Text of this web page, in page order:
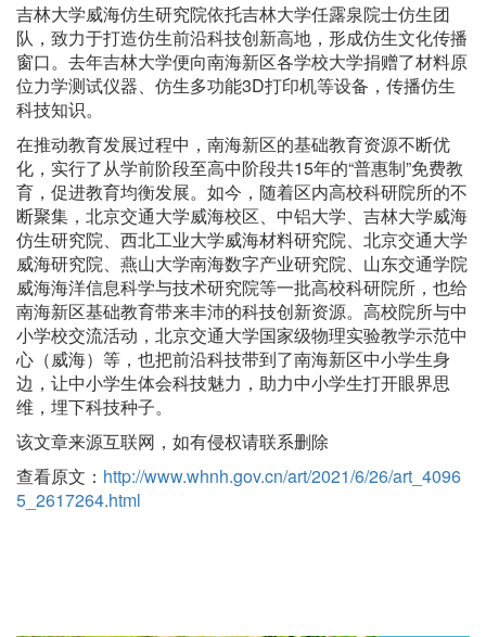
吉林大学威海仿生研究院依托吉林大学任露泉院士仿生团
队，致力于打造仿生前沿科技创新高地，形成仿生文化传播
窗口。去年吉林大学便向南海新区各学校大学捐赠了材料原
位力学测试仪器、仿生多功能3D打印机等设备，传播仿生
科技知识。
在推动教育发展过程中，南海新区的基础教育资源不断优
化，实行了从学前阶段至高中阶段共15年的“普惠制”免费教
育，促进教育均衡发展。如今，随着区内高校科研院所的不
断聚集，北京交通大学威海校区、中铝大学、吉林大学威海
仿生研究院、西北工业大学威海材料研究院、北京交通大学
威海研究院、燕山大学南海数字产业研究院、山东交通学院
威海海洋信息科学与技术研究院等一批高校科研院所，也给
南海新区基础教育带来丰沛的科技创新资源。高校院所与中
小学校交流活动，北京交通大学国家级物理实验教学示范中
心（威海）等，也把前沿科技带到了南海新区中小学生身
边，让中小学生体会科技魅力，助力中小学生打开眼界思
维，埋下科技种子。
该文章来源互联网，如有侵权请联系删除
查看原文： http://www.whnh.gov.cn/art/2021/6/26/art_4096
5_2617264.html